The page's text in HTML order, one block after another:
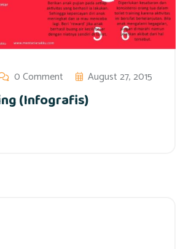
0 Comment August 27, 2015
(Infografis)